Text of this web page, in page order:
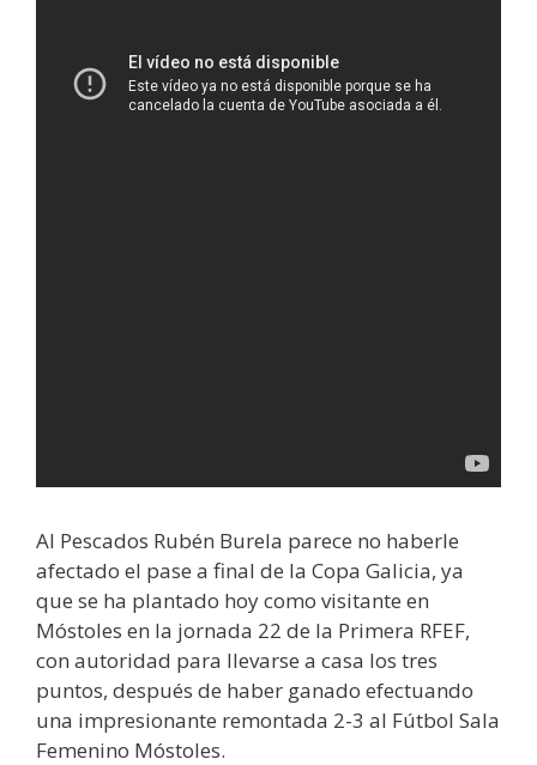
Al Pescados Rubén Burela parece no haberle
afectado el pase a final de la Copa Galicia, ya
que se ha plantado hoy como visitante en
Móstoles en la jornada 22 de la Primera RFEF,
con autoridad para llevarse a casa los tres
puntos, después de haber ganado efectuando
una impresionante remontada 2-3 al Fútbol Sala
Femenino Móstoles.